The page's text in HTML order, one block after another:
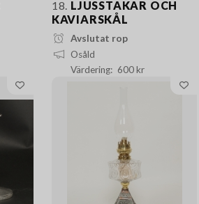
18. LJUSSTAKAR OCH
KAVIARSKÅL
Avslutat rop
Osåld
600 kr